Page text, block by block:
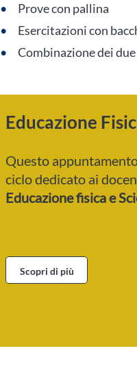
Prove con pallina
Esercitazioni con
Combinazione dei
Educazione
Questo
ciclo dedicato ai
Educazione fisica e
Scopri di più